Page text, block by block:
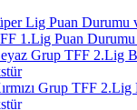
Lig Puan Durumu
1.Lig Puan
TFF 2.Lig
TFF 2.Lig